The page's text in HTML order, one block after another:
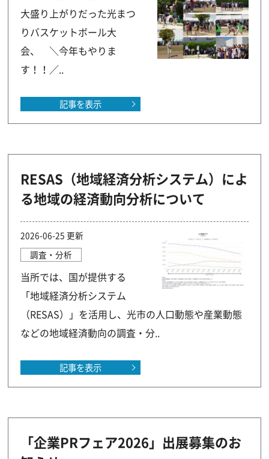
大盛り上がりだった光まつ
りバスケットボール大
会、 ＼今年もやりま
す！！／..
記事を表示
RESAS（地域経済分析システム）によ
る地域の経済動向分析について
2026-06-25 更新
調査・分析
当所では、国が提供する
「地域経済分析システム
（RESAS）」を活用し、光市の人口動態や産業動態
などの地域経済動向の調査・分..
記事を表示
「企業PRフェア2026」出展募集のお